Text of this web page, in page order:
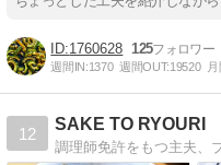
1760628 125
週間IN:1370 週間OUT:19520
12
SAKE TO RYOURI